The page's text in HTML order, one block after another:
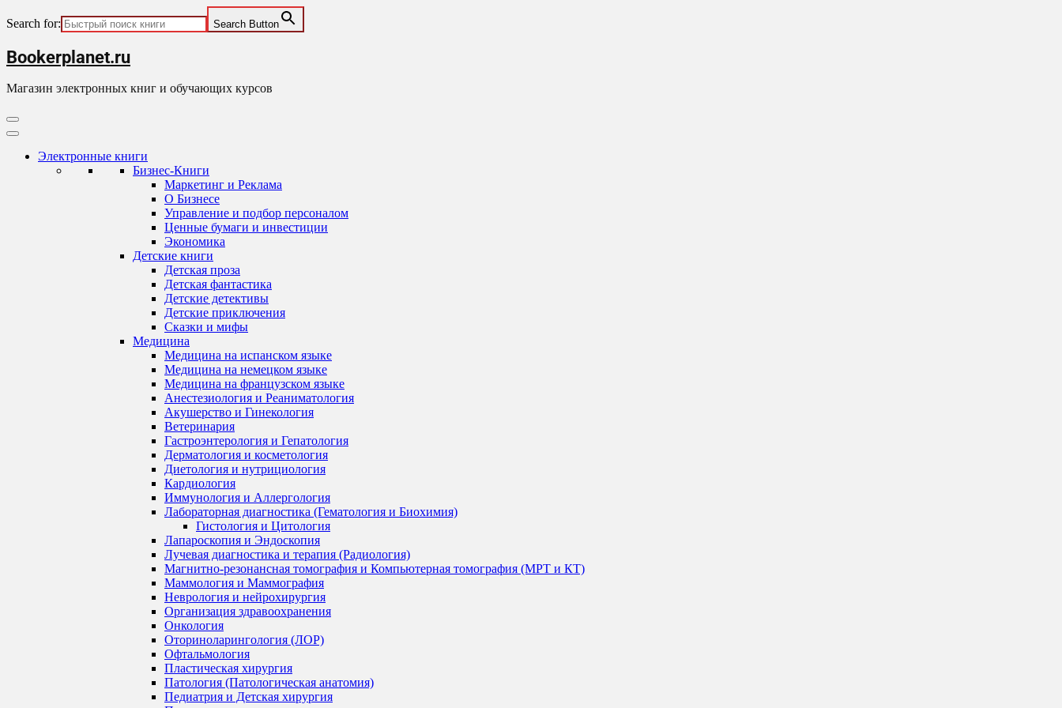
Search for: Search Button
Skip
to
content
Bookerplanet.ru
Магазин электронных книг и обучающих курсов
Primary
Menu
Электронные книги
Бизнес-Книги
Маркетинг и Реклама
О Бизнесе
Управление и подбор персоналом
Ценные бумаги и инвестиции
Экономика
Детские книги
Детская проза
Детская фантастика
Детские детективы
Детские приключения
Сказки и мифы
Медицина
Медицина на испанском языке
Медицина на немецком языке
Медицина на французском языке
Анестезиология и Реаниматология
Акушерство и Гинекология
Ветеринария
Гастроэнтерология и Гепатология
Дерматология и косметология
Диетология и нутрициология
Кардиология
Иммунология и Аллергология
Лабораторная диагностика (Гематология и Биохимия)
Гистология и Цитология
Лапароскопия и Эндоскопия
Лучевая диагностика и терапия (Радиология)
Магнитно-резонансная томография и Компьютерная томография (МРТ и КТ)
Маммология и Маммография
Неврология и нейрохирургия
Организация здравоохранения
Онкология
Оториноларингология (ЛОР)
Офтальмология
Пластическая хирургия
Патология (Патологическая анатомия)
Педиатрия и Детская хирургия